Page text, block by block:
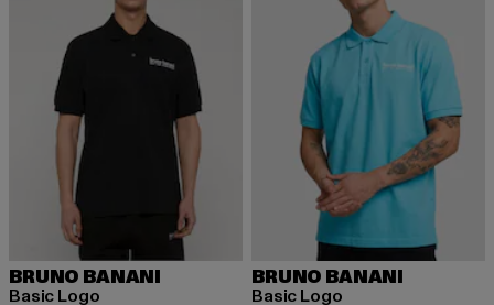
BRUNO BANANI
Basic Logo
BRUNO BANANI
Basic Logo